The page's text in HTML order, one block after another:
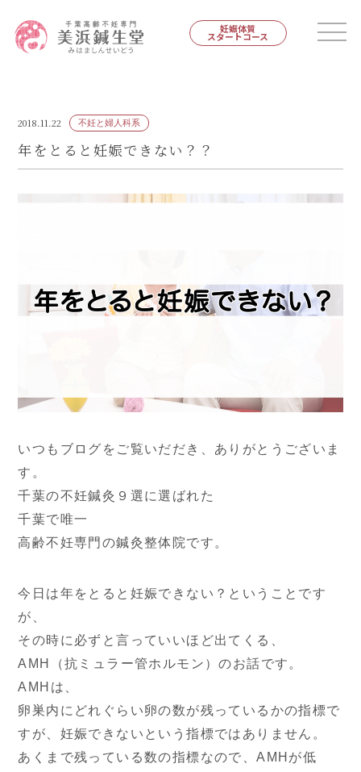
妊娠体質
スタートコース
080-4461-1473
LINE問い合わせ
2018.11.22 不妊と婦人科系
年をとると妊娠できない？？
いつもブログをご覧いだだき、ありがとうございま
す。
千葉の不妊鍼灸９選に選ばれた
千葉で唯一
高齢不妊専門の鍼灸整体院です。
今日は年をとると妊娠できない？ということです
が、
その時に必ずと言っていいほど出てくる、
AMH（抗ミュラー管ホルモン）のお話です。
AMHは、
卵巣内にどれぐらい卵の数が残っているかの指標で
すが、妊娠できないという指標ではありません。
あくまで残っている数の指標なので、AMHが低